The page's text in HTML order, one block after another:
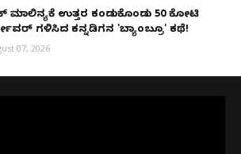
ಮಾಲಿನ್ಯಕ್ಕೆ ಉತ್ತರ ಕಂಡುಕೊಂಡು ₹50 ಕೋಟಿ
ಗಳಿಸಿದ ಕನ್ನಡಿಗನ 'ಬ್ಯಾಂಬ್ರೂ' ಕಥೆ!
07, 2026